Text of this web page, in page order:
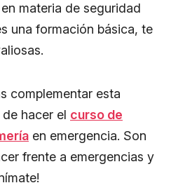
materia de seguridad
una formación básica, te
complementar esta
hacer el curso de
en emergencia. Son
frente a emergencias y